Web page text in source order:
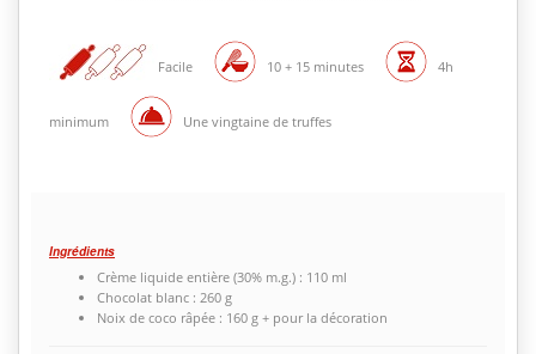
Facile 10 + 15 minutes 4h
minimum Une vingtaine de truffes
Ingrédients
Crème liquide entière (30% m.g.) : 110 ml
Chocolat blanc : 260 g
Noix de coco râpée : 160 g + pour la décoration